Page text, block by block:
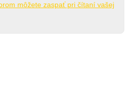
môžete zaspať pri čítaní vašej